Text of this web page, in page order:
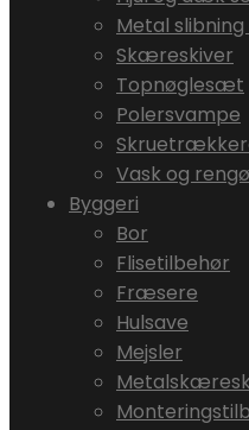
Metal slibning
Skæreskiver
Topnøglesæt
Polersvampe
Vask og
Byggeri
Bor
Flisetilbehør
Fræsere
Hulsave
Mejsler